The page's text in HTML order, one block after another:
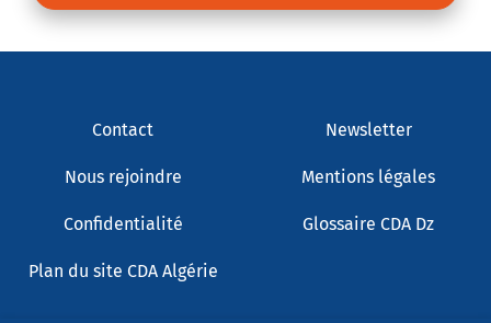
Contact Newsletter
Nous rejoindre Mentions légales
Confidentialité Glossaire CDA Dz
Plan du site CDA Algérie